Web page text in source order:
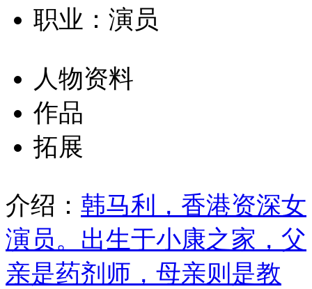
职业：演员
人物资料
作品
拓展
介绍： 韩马利，香港资深女
演员。出生于小康之家，父
亲是药剂师，母亲则是教